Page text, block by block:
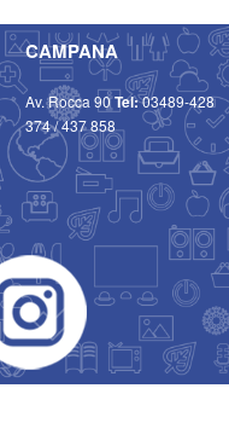
CAMPANA
Av. Rocca 90Tel:03489-428
374/437 858